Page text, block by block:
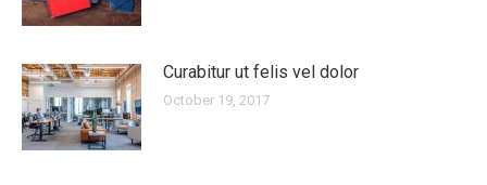
Curabitur ut felis vel dolor
October 19, 2017